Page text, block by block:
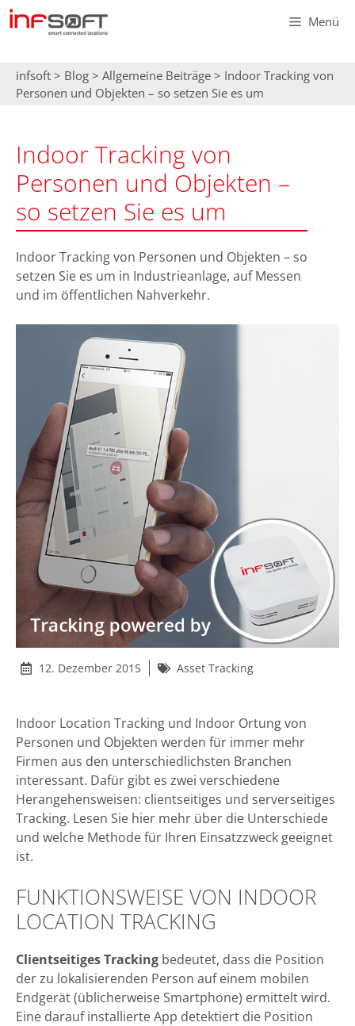
Zum
Inhalt
Menü
infsoft > Blog > Allgemeine Beiträge > Indoor Tracking von
Personen und Objekten – so setzen Sie es um
Indoor Tracking von
Personen und Objekten –
so setzen Sie es um
Indoor Tracking von Personen und Objekten – so
setzen Sie es um in Industrieanlage, auf Messen
und im öffentlichen Nahverkehr.
12. Dezember 2015 Asset Tracking
Indoor Location Tracking und Indoor Ortung von
Personen und Objekten werden für immer mehr
Firmen aus den unterschiedlichsten Branchen
interessant. Dafür gibt es zwei verschiedene
Herangehensweisen: clientseitiges und serverseitiges
Tracking. Lesen Sie hier mehr über die Unterschiede
und welche Methode für Ihren Einsatzzweck geeignet
ist.
FUNKTIONSWEISE VON INDOOR
LOCATION TRACKING
Clientseitiges Tracking bedeutet, dass die Position
der zu lokalisierenden Person auf einem mobilen
Endgerät (üblicherweise Smartphone) ermittelt wird.
Eine darauf installierte App detektiert die Position